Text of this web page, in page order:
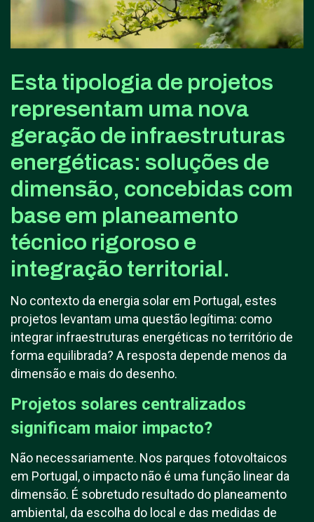
Esta tipologia de projetos
representam uma nova
geração de infraestruturas
energéticas: soluções de
dimensão, concebidas com
base em planeamento
técnico rigoroso e
integração territorial.
No contexto da energia solar em Portugal, estes
projetos levantam uma questão legítima: como
integrar infraestruturas energéticas no território de
forma equilibrada? A resposta depende menos da
dimensão e mais do desenho.
Projetos solares centralizados
significam maior impacto?
Não necessariamente. Nos parques fotovoltaicos
em Portugal, o impacto não é uma função linear da
dimensão. É sobretudo resultado do planeamento
ambiental, da escolha do local e das medidas de